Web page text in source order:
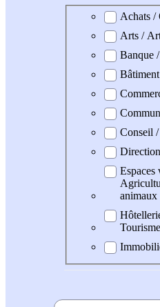
Domaine Achats /
Arts /
Banque
Conseil
Espaces
animaux